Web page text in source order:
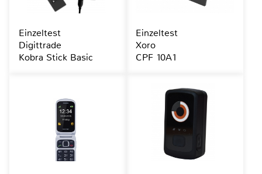
Einzeltest
Digittrade
Kobra Stick Basic
Einzeltest
Xoro
CPF 10A1